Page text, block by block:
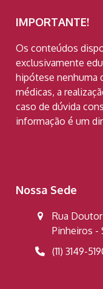
IMPORTANTE!
Os conteúdos
exclusivamente
hipótese nenhuma
médicas, a
caso de dúvida
informação é um
Nossa Sede
Rua
Pinheiros -
(11) 3149-